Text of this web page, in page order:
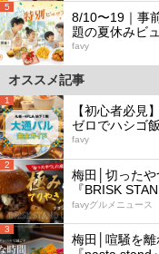
5
8/10〜19｜事
題の夏休みビ
favy
オススメ記事
1
【初心者必見
ゼロでハシゴ
favy
2
梅田│切った
『BRISK
favyグルメニュース
3
梅田│喧騒を